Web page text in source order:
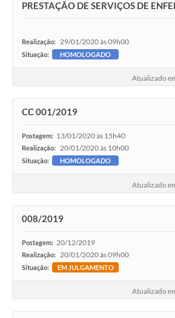
PRESTAÇÃO DE SERVIÇOS DE
Realização: 29/01/2020 às 09h00
Situação: HOMOLOGADO
Atualizado
CC 001/2019
Postagem: 13/01/2020 às 15h40
Realização: 20/01/2020 às 10h00
Situação: HOMOLOGADO
Atualizado
008/2019
Postagem: 20/12/2019
Realização: 20/01/2020 às 09h00
Situação: EM JULGAMENTO
Atualizado